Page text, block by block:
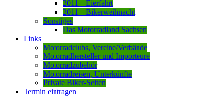
2011 – Eierfahrt
2011 – Bikerweihnacht
Sonstiges
Das Motorradland Sachsen
Links
Motorradclubs, Vereine/Verbände
Motorradhersteller und Importeure
Motorradzubehör
Motorradreisen, Unterkünfte
Private Biker-Seiten
Termin eintragen